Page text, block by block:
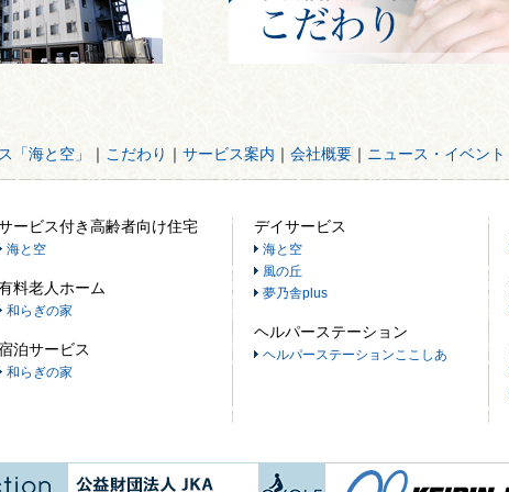
「海と空」 ｜ こだわり ｜ サービス案内 ｜ 会社概要 ｜ ニュース・イベント
ービス付き高齢者向け住宅
海と空
料老人ホーム
和らぎの家
泊サービス
和らぎの家
デイサービス
海と空
風の丘
夢乃舎plus
ヘルパーステーション
ヘルパーステーションここしあ